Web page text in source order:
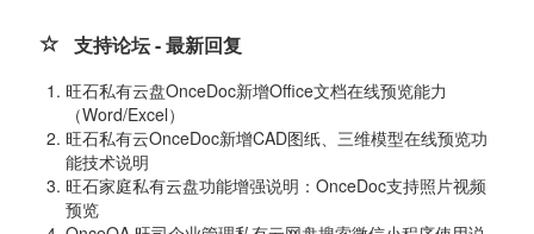
支持论坛 - 最新回复
旺石私有云盘OnceDoc新增Office文档在线预览能力
（Word/Excel）
旺石私有云OnceDoc新增CAD图纸、三维模型在线预览功
能技术说明
旺石家庭私有云盘功能增强说明：OnceDoc支持照片视频
预览